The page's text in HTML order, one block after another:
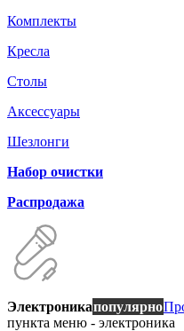
Комплекты
Кресла
Столы
Аксессуары
Шезлонги
Набор очистки
Распродажа
Электроникапопулярно
пункта меню - электроника